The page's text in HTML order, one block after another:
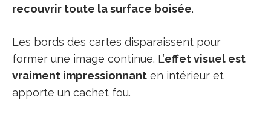
recouvrir toute la surface boisée.
Les bords des cartes disparaissent pour
former une image continue. L’effet visuel est
vraiment impressionnant en intérieur et
apporte un cachet fou.